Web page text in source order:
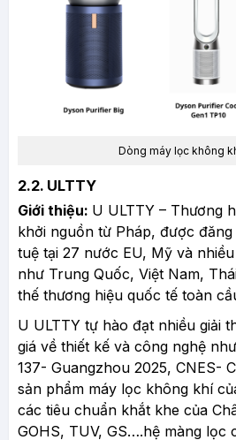
Dòng máy lọc không
2.2. ULTTY
Giới thiệu: U ULTTY – Thương
khởi nguồn từ Pháp, được
tuệ tại 27 nước EU, Mỹ và
như Trung Quốc, Việt Nam,
thế thương hiệu quốc tế toàn
U ULTTY tự hào đạt nhiều giải
giá về thiết kế và công nghệ
137- Guangzhou 2025, CNES-
sản phẩm máy lọc không khí
các tiêu chuẩn khắt khe của
GOHS, TUV, GS….hệ màng lọc